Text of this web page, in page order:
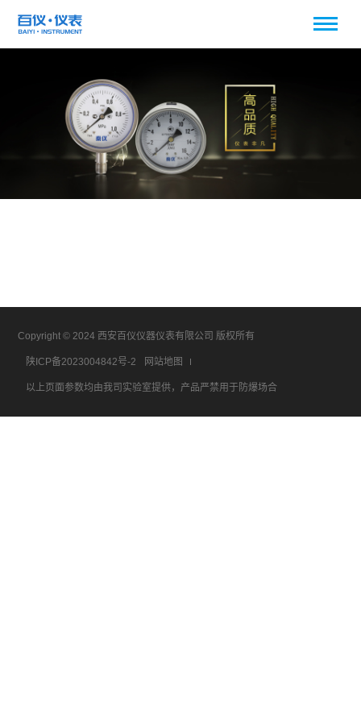
Copyright © 2024 西安百仪仪器仪表有限公司 版权所有
陕ICP备2023004842号-2 网站地图
以上页面参数均由我司实验室提供，产品严禁用于防爆场合